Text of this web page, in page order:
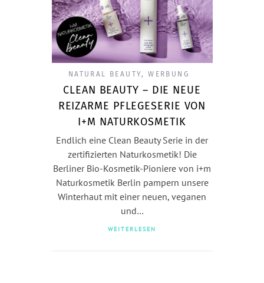
NATURAL BEAUTY,WERBUNG
CLEAN BEAUTY – DIE NEUE
REIZARME PFLEGESERIE VON
I+M NATURKOSMETIK
Endlich eine Clean Beauty Serie in der
zertifizierten Naturkosmetik! Die
Berliner Bio-Kosmetik-Pioniere von i+m
Naturkosmetik Berlin pampern unsere
Winterhaut mit einer neuen, veganen
und…
WEITERLESEN